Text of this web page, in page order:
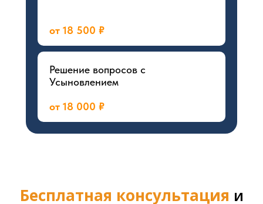
от 18 500 ₽
Решение вопросов с
Усыновлением
от 18 000 ₽
Бесплатная консультация и